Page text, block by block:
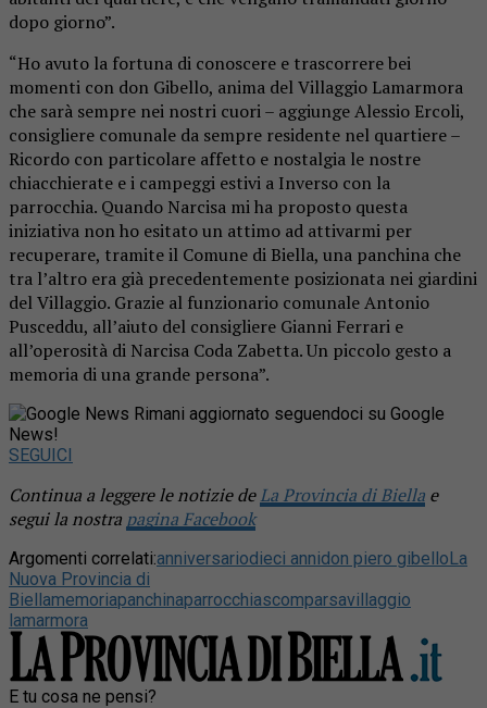
dopo giorno”.
“Ho avuto la fortuna di conoscere e trascorrere bei
momenti con don Gibello, anima del Villaggio Lamarmora
che sarà sempre nei nostri cuori – aggiunge Alessio Ercoli,
consigliere comunale da sempre residente nel quartiere –
Ricordo con particolare affetto e nostalgia le nostre
chiacchierate e i campeggi estivi a Inverso con la
parrocchia. Quando Narcisa mi ha proposto questa
iniziativa non ho esitato un attimo ad attivarmi per
recuperare, tramite il Comune di Biella, una panchina che
tra l’altro era già precedentemente posizionata nei giardini
del Villaggio. Grazie al funzionario comunale Antonio
Pusceddu, all’aiuto del consigliere Gianni Ferrari e
all’operosità di Narcisa Coda Zabetta. Un piccolo gesto a
memoria di una grande persona”.
Rimani aggiornato seguendoci su Google
News!
SEGUICI
Continua a leggere le notizie deLa Provincia di Biella e
segui la nostra pagina Facebook
Argomenti correlati:anniversariodieci annidon piero gibelloLa
Nuova Provincia di
Biellamemoriapanchinaparrocchiascomparsavillaggio
lamarmora
E tu cosa ne pensi?